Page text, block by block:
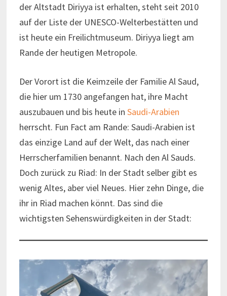
der Altstadt Diriyya ist erhalten, steht seit 2010
auf der Liste der UNESCO-Welterbestätten und
ist heute ein Freilichtmuseum. Diriyya liegt am
Rande der heutigen Metropole.
Der Vorort ist die Keimzeile der Familie Al Saud,
die hier um 1730 angefangen hat, ihre Macht
auszubauen und bis heute in Saudi-Arabien
herrscht. Fun Fact am Rande: Saudi-Arabien ist
das einzige Land auf der Welt, das nach einer
Herrscherfamilien benannt. Nach den Al Sauds.
Doch zurück zu Riad: In der Stadt selber gibt es
wenig Altes, aber viel Neues. Hier zehn Dinge, die
ihr in Riad machen könnt. Das sind die
wichtigsten Sehenswürdigkeiten in der Stadt: